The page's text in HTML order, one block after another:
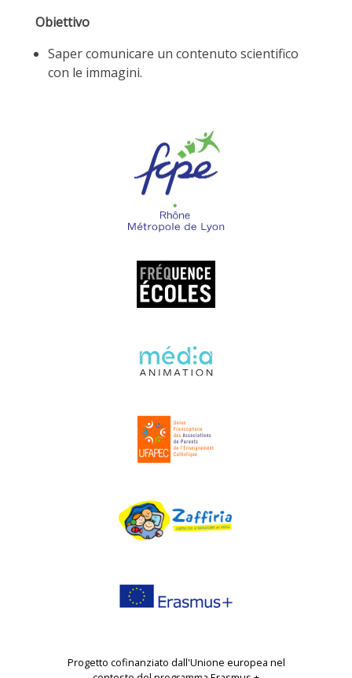
Obiettivo
Saper comunicare un contenuto scientifico
con le immagini.
Progetto cofinanziato dall'Unione europea nel